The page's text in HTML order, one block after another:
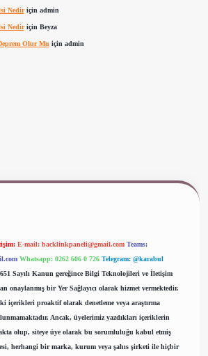
Nediriçin admin
Nediriçin Beyza
Olur Mu için admin
E-mail: backlinkpaneli@gmail.com Teams:
Whatsapp: 0262 606 0 726 Telegram: @karabul
Sayılı Kanun gereğince Bilgi Teknolojileri ve İletişim
onaylanmış bir Yer Sağlayıcı olarak hizmet vermektedir.
içerikleri proaktif olarak denetleme veya araştırma
Ancak, üyelerimiz yazdıkları içeriklerin
olup, siteye üye olarak bu sorumluluğu kabul etmiş
herhangi bir marka, kurum veya şahıs şirketi ile hiçbir